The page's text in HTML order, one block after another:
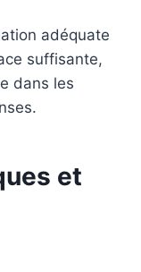
adéquate
suffisante,
dans les
et